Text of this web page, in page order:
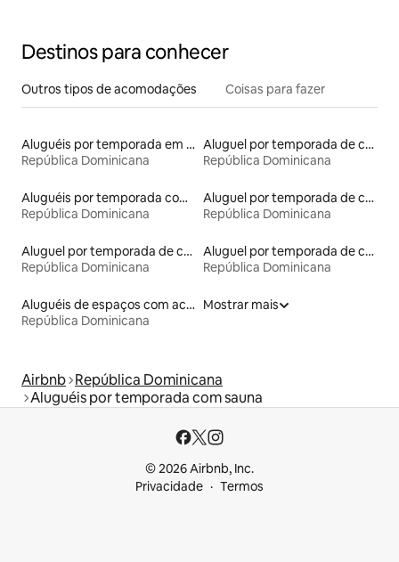
Destinos para conhecer
Outros tipos de acomodações Coisas para fazer
Aluguéis por temporada em hotéis-fazenda
República Dominicana
Aluguel por temporada de casas de hóspedes
República Dominicana
Aluguéis por temporada com banheiro para PCD
República Dominicana
Aluguel por temporada de contêineres
República Dominicana
Aluguel por temporada de casas arredondadas
República Dominicana
Aluguel por temporada de casas de veraneio
República Dominicana
Aluguéis de espaços com acesso direto a pistas de esqui
República Dominicana
Mostrar mais
Airbnb República Dominicana
Aluguéis por temporada com sauna
© 2026 Airbnb, Inc.
Privacidade
Termos